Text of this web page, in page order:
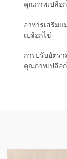
คุณภาพเปลือ
อาหารเสริม
เปลือกไข่
การปรับอัตร
คุณภาพเปลือ